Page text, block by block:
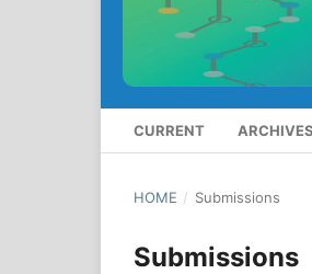
CURRENT ARCHIVES
HOME / Submissions
Submissions